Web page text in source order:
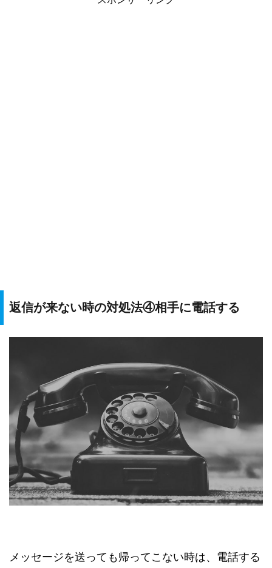
返信が来ない時の対処法④相手に電話する
メッセージを送っても帰ってこない時は、電話する